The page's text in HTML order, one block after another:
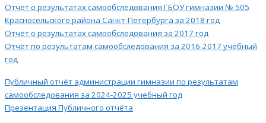
Отчет о результатах самообследования ГБОУ гимназии № 505
Красносельского района Санкт-Петербурга за 2018 год
Отчёт о результатах самообследования за 2017 год
Отчёт по результатам самообследования за 2016-2017 учебный
год
Публичный отчёт администрации гимназии по результатам
самообследования за 2024-2025 учебный год
Презентация Публичного отчёта